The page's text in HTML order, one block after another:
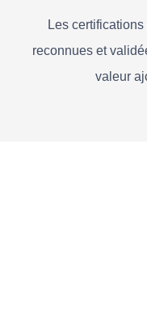
Les
reconnues et
valeur